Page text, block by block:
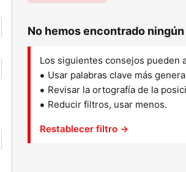
No hemos encontrado
Los siguientes consejos pueden
Usar palabras clave más
Revisar la ortografía de la
Reducir filtros, usar menos.
Restablecer filtro →